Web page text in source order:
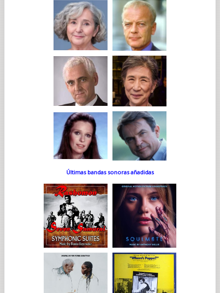
Últimas bandas sonoras añadidas